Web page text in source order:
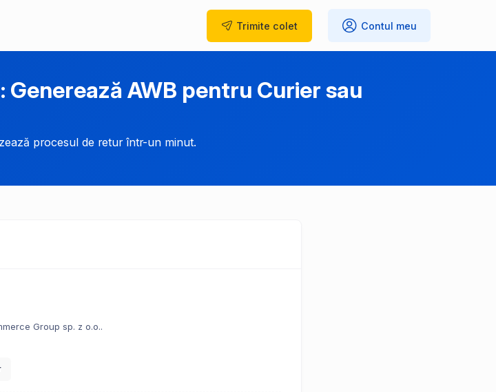
Trimite colet Contul meu
Generează AWB pentru Curier sau
procesul de retur într-un minut.
Group sp. z o.o..